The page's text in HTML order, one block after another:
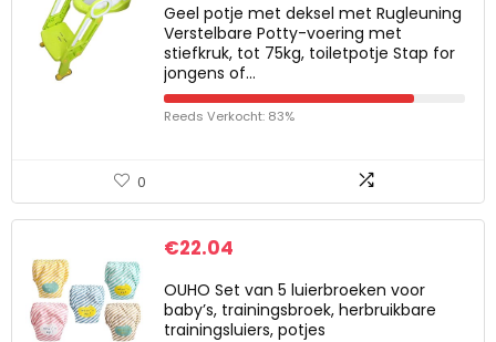
Geel potje met deksel met Rugleuning
Verstelbare Potty-voering met
stiefkruk, tot 75kg, toiletpotje Stap for
jongens of…
Reeds Verkocht: 83%
0
€22.04
OUHO Set van 5 luierbroeken voor
baby’s, trainingsbroek, herbruikbare
trainingsluiers, potjes